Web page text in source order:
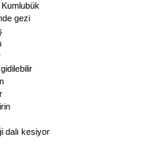
gezi
dalı kesiyor